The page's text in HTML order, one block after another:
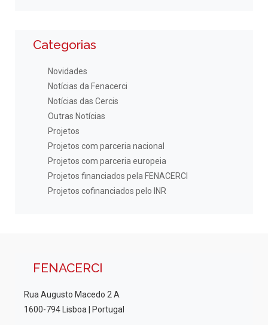
Categorias
Novidades
Notícias da Fenacerci
Notícias das Cercis
Outras Notícias
Projetos
Projetos com parceria nacional
Projetos com parceria europeia
Projetos financiados pela FENACERCI
Projetos cofinanciados pelo INR
FENACERCI
Rua Augusto Macedo 2 A
1600-794 Lisboa | Portugal